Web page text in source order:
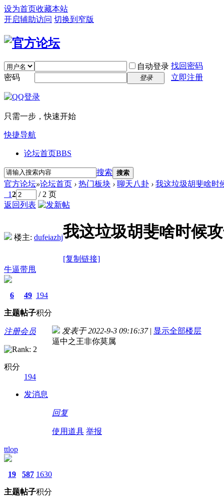
设为首页收藏本站
开启辅助访问 切换到窄版
自动登录 找回密码
密码
登录 立即注册
只需一步，快速开始
快捷导航
论坛首页BBS
搜索 搜索
官方论坛»论坛首页 › 热门板块 › 聊天八卦 › 我这垃圾胡斐啥时
12
/ 2 页
返回列表
楼主: dufeiazhj我这垃圾胡斐啥时候
[复制链接]
牛逼带甩
6
主题
49
帖子
194
积分
注册会员
积分
194
发消息
发表于 2022-9-3 09:16:37 | 显示全部楼层
逼中之王非你莫属
回复
使用道具 举报
ttlop
19
主题
587
帖子
1630
积分